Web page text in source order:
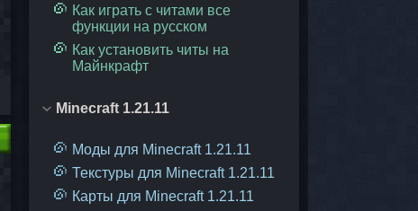
Как играть с читами все
функции на русском
Как установить читы на
Майнкрафт
Minecraft 1.21.11
Моды для Minecraft 1.21.11
Текстуры для Minecraft 1.21.11
Карты для Minecraft 1.21.11